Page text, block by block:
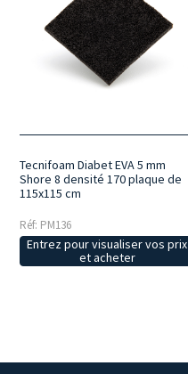
Tecnifoam Diabet EVA 5 mm
Shore 8 densité 170 plaque de
115x115 cm
Réf: PM136
Entrez pour visualiser vos prix
et acheter